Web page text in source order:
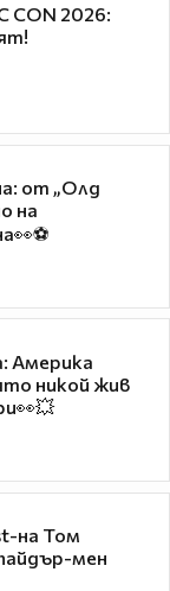
CON 2026:
от „Олд
на
Америка
никой жив
на Том
мен